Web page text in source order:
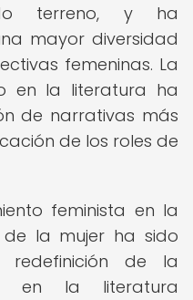
terreno, y ha
mayor diversidad
femeninas. La
en la literatura ha
de narrativas más
de los roles de
feminista en la
de la mujer ha sido
de la
en la literatura